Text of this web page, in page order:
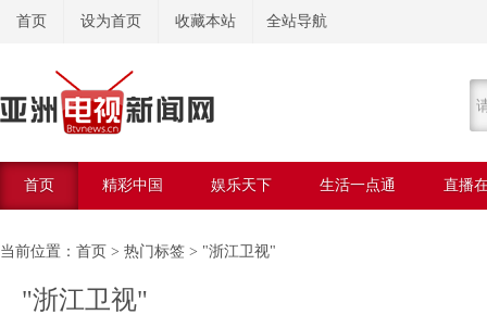
首页 设为首页 收藏本站 全站导航
首页 精彩中国 娱乐天下 生活一点通 直播
当前位置： 首页 > 热门标签 > "浙江卫视"
"浙江卫视"